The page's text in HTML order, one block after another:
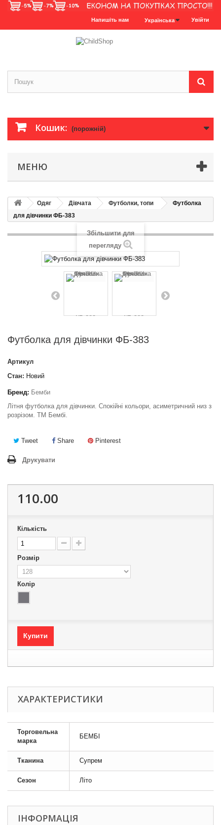
Увійти
Українська
Напишіть нам
Кошик: (порожній)
МЕНЮ
Одяг Дівчата Футболки, топи
Футболка
для дівчинки ФБ-383
Збільшити для
перегляду
Футболка для дівчинки ФБ-383
Артикул
Стан: Новий
Бренд: Бемби
Літня футболка для дівчинки. Спокійні кольори, асиметричний низ з
розрізом. ТМ Бембі.
Tweet Share Pinterest
Друкувати
110.00
Кількість
Розмір
Колір
Купити
ХАРАКТЕРИСТИКИ
Торговельна
марка
БЕМБІ
Тканина Супрем
Сезон Літо
ІНФОРМАЦІЯ